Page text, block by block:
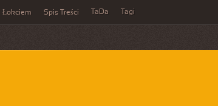
Łokciem Spis Treści TaDa Tagi